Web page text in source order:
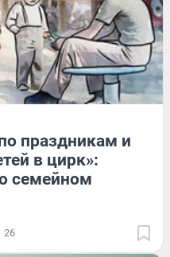
праздникам и
в цирк»:
семейном
26